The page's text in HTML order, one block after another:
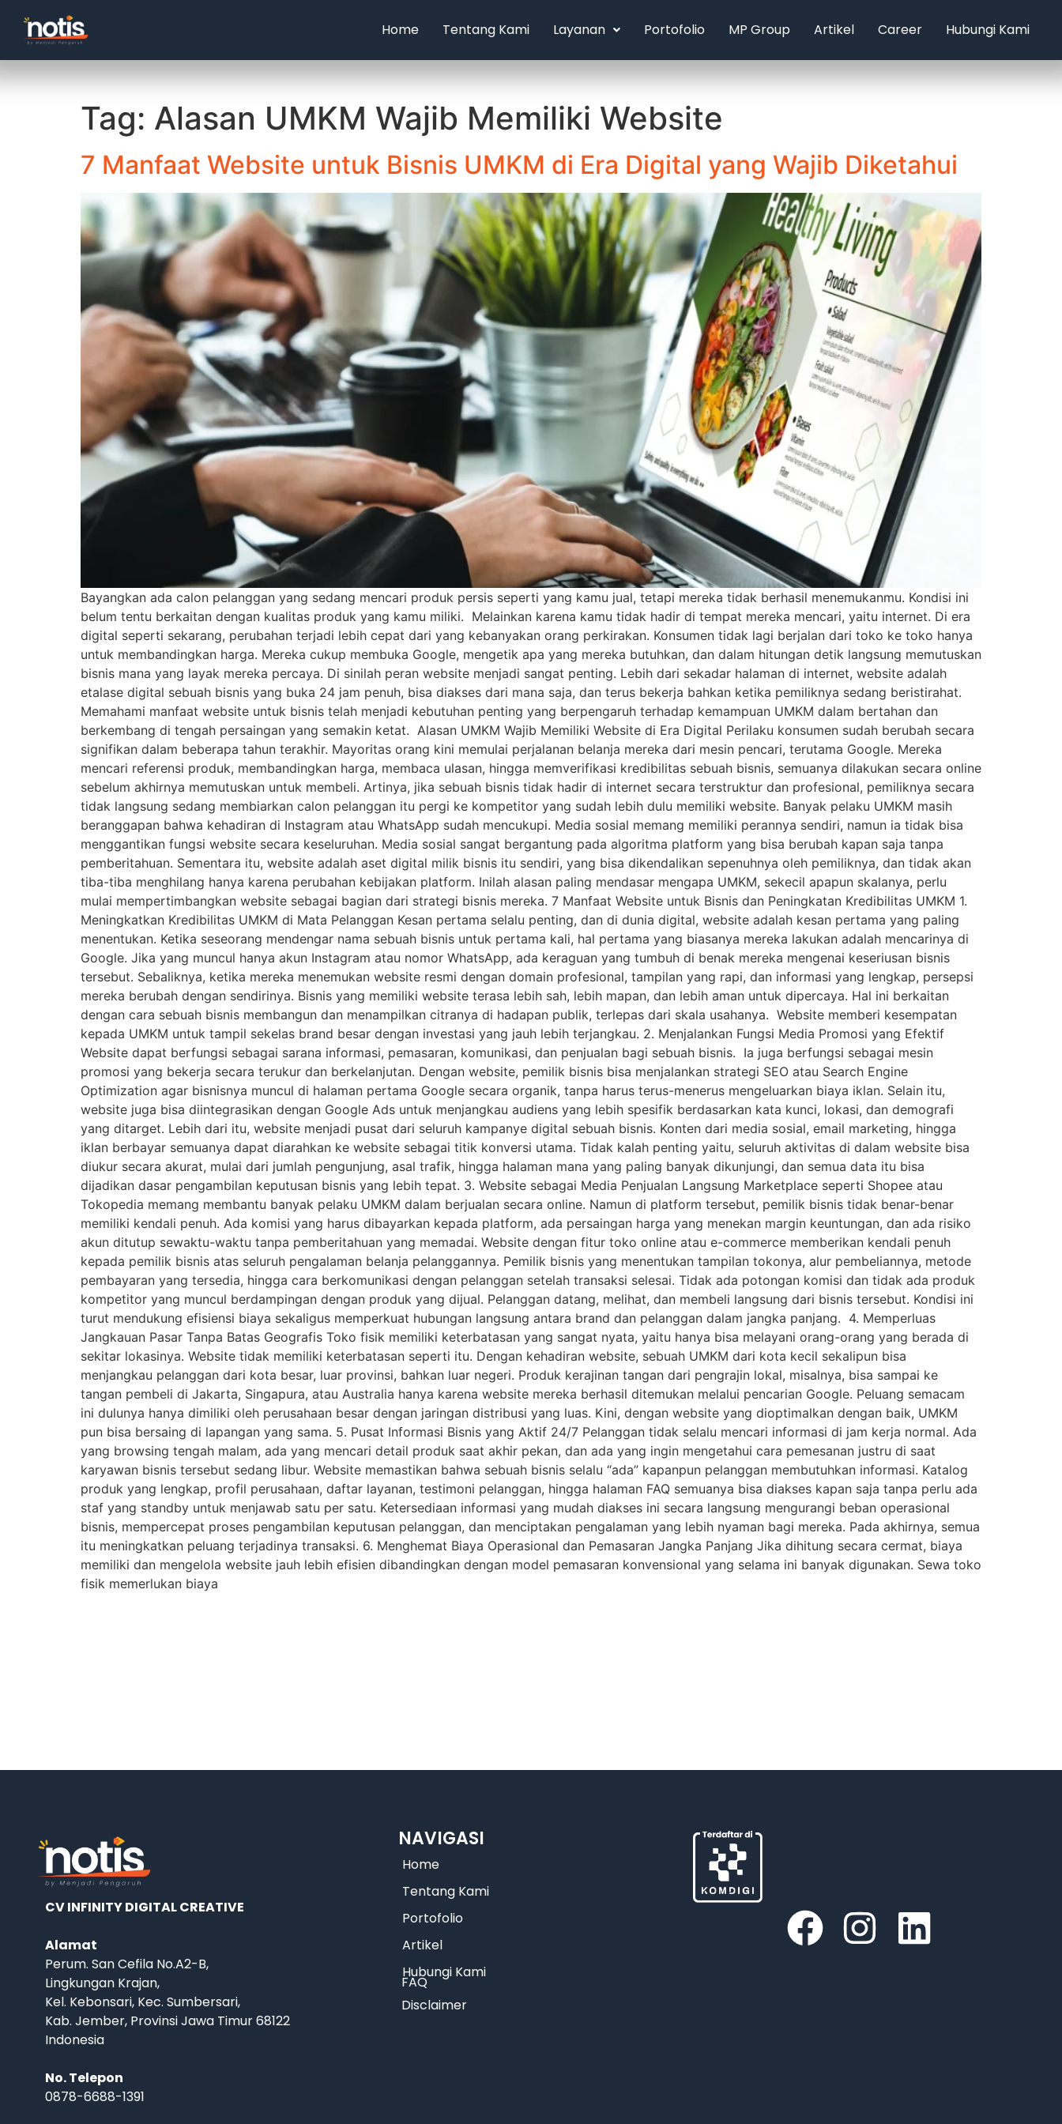
Home Tentang Kami Layanan Portofolio MP Group Artikel Career Hubungi Kami
Tag: Alasan UMKM Wajib Memiliki Website
7 Manfaat Website untuk Bisnis UMKM di Era Digital yang Wajib Diketahui
Bayangkan ada calon pelanggan yang sedang mencari produk persis seperti yang kamu jual, tetapi mereka tidak berhasil menemukanmu. Kondisi ini
belum tentu berkaitan dengan kualitas produk yang kamu miliki. Melainkan karena kamu tidak hadir di tempat mereka mencari, yaitu internet. Di era
digital seperti sekarang, perubahan terjadi lebih cepat dari yang kebanyakan orang perkirakan. Konsumen tidak lagi berjalan dari toko ke toko hanya
untuk membandingkan harga. Mereka cukup membuka Google, mengetik apa yang mereka butuhkan, dan dalam hitungan detik langsung memutuskan
bisnis mana yang layak mereka percaya. Di sinilah peran website menjadi sangat penting. Lebih dari sekadar halaman di internet, website adalah
etalase digital sebuah bisnis yang buka 24 jam penuh, bisa diakses dari mana saja, dan terus bekerja bahkan ketika pemiliknya sedang beristirahat.
Memahami manfaat website untuk bisnis telah menjadi kebutuhan penting yang berpengaruh terhadap kemampuan UMKM dalam bertahan dan
berkembang di tengah persaingan yang semakin ketat. Alasan UMKM Wajib Memiliki Website di Era Digital Perilaku konsumen sudah berubah secara
signifikan dalam beberapa tahun terakhir. Mayoritas orang kini memulai perjalanan belanja mereka dari mesin pencari, terutama Google. Mereka
mencari referensi produk, membandingkan harga, membaca ulasan, hingga memverifikasi kredibilitas sebuah bisnis, semuanya dilakukan secara online
sebelum akhirnya memutuskan untuk membeli. Artinya, jika sebuah bisnis tidak hadir di internet secara terstruktur dan profesional, pemiliknya secara
tidak langsung sedang membiarkan calon pelanggan itu pergi ke kompetitor yang sudah lebih dulu memiliki website. Banyak pelaku UMKM masih
beranggapan bahwa kehadiran di Instagram atau WhatsApp sudah mencukupi. Media sosial memang memiliki perannya sendiri, namun ia tidak bisa
menggantikan fungsi website secara keseluruhan. Media sosial sangat bergantung pada algoritma platform yang bisa berubah kapan saja tanpa
pemberitahuan. Sementara itu, website adalah aset digital milik bisnis itu sendiri, yang bisa dikendalikan sepenuhnya oleh pemiliknya, dan tidak akan
tiba-tiba menghilang hanya karena perubahan kebijakan platform. Inilah alasan paling mendasar mengapa UMKM, sekecil apapun skalanya, perlu
mulai mempertimbangkan website sebagai bagian dari strategi bisnis mereka. 7 Manfaat Website untuk Bisnis dan Peningkatan Kredibilitas UMKM 1.
Meningkatkan Kredibilitas UMKM di Mata Pelanggan Kesan pertama selalu penting, dan di dunia digital, website adalah kesan pertama yang paling
menentukan. Ketika seseorang mendengar nama sebuah bisnis untuk pertama kali, hal pertama yang biasanya mereka lakukan adalah mencarinya di
Google. Jika yang muncul hanya akun Instagram atau nomor WhatsApp, ada keraguan yang tumbuh di benak mereka mengenai keseriusan bisnis
tersebut. Sebaliknya, ketika mereka menemukan website resmi dengan domain profesional, tampilan yang rapi, dan informasi yang lengkap, persepsi
mereka berubah dengan sendirinya. Bisnis yang memiliki website terasa lebih sah, lebih mapan, dan lebih aman untuk dipercaya. Hal ini berkaitan
dengan cara sebuah bisnis membangun dan menampilkan citranya di hadapan publik, terlepas dari skala usahanya. Website memberi kesempatan
kepada UMKM untuk tampil sekelas brand besar dengan investasi yang jauh lebih terjangkau. 2. Menjalankan Fungsi Media Promosi yang Efektif
Website dapat berfungsi sebagai sarana informasi, pemasaran, komunikasi, dan penjualan bagi sebuah bisnis. Ia juga berfungsi sebagai mesin
promosi yang bekerja secara terukur dan berkelanjutan. Dengan website, pemilik bisnis bisa menjalankan strategi SEO atau Search Engine
Optimization agar bisnisnya muncul di halaman pertama Google secara organik, tanpa harus terus-menerus mengeluarkan biaya iklan. Selain itu,
website juga bisa diintegrasikan dengan Google Ads untuk menjangkau audiens yang lebih spesifik berdasarkan kata kunci, lokasi, dan demografi
yang ditarget. Lebih dari itu, website menjadi pusat dari seluruh kampanye digital sebuah bisnis. Konten dari media sosial, email marketing, hingga
iklan berbayar semuanya dapat diarahkan ke website sebagai titik konversi utama. Tidak kalah penting yaitu, seluruh aktivitas di dalam website bisa
diukur secara akurat, mulai dari jumlah pengunjung, asal trafik, hingga halaman mana yang paling banyak dikunjungi, dan semua data itu bisa
dijadikan dasar pengambilan keputusan bisnis yang lebih tepat. 3. Website sebagai Media Penjualan Langsung Marketplace seperti Shopee atau
Tokopedia memang membantu banyak pelaku UMKM dalam berjualan secara online. Namun di platform tersebut, pemilik bisnis tidak benar-benar
memiliki kendali penuh. Ada komisi yang harus dibayarkan kepada platform, ada persaingan harga yang menekan margin keuntungan, dan ada risiko
akun ditutup sewaktu-waktu tanpa pemberitahuan yang memadai. Website dengan fitur toko online atau e-commerce memberikan kendali penuh
kepada pemilik bisnis atas seluruh pengalaman belanja pelanggannya. Pemilik bisnis yang menentukan tampilan tokonya, alur pembeliannya, metode
pembayaran yang tersedia, hingga cara berkomunikasi dengan pelanggan setelah transaksi selesai. Tidak ada potongan komisi dan tidak ada produk
kompetitor yang muncul berdampingan dengan produk yang dijual. Pelanggan datang, melihat, dan membeli langsung dari bisnis tersebut. Kondisi ini
turut mendukung efisiensi biaya sekaligus memperkuat hubungan langsung antara brand dan pelanggan dalam jangka panjang. 4. Memperluas
Jangkauan Pasar Tanpa Batas Geografis Toko fisik memiliki keterbatasan yang sangat nyata, yaitu hanya bisa melayani orang-orang yang berada di
sekitar lokasinya. Website tidak memiliki keterbatasan seperti itu. Dengan kehadiran website, sebuah UMKM dari kota kecil sekalipun bisa
menjangkau pelanggan dari kota besar, luar provinsi, bahkan luar negeri. Produk kerajinan tangan dari pengrajin lokal, misalnya, bisa sampai ke
tangan pembeli di Jakarta, Singapura, atau Australia hanya karena website mereka berhasil ditemukan melalui pencarian Google. Peluang semacam
ini dulunya hanya dimiliki oleh perusahaan besar dengan jaringan distribusi yang luas. Kini, dengan website yang dioptimalkan dengan baik, UMKM
pun bisa bersaing di lapangan yang sama. 5. Pusat Informasi Bisnis yang Aktif 24/7 Pelanggan tidak selalu mencari informasi di jam kerja normal. Ada
yang browsing tengah malam, ada yang mencari detail produk saat akhir pekan, dan ada yang ingin mengetahui cara pemesanan justru di saat
karyawan bisnis tersebut sedang libur. Website memastikan bahwa sebuah bisnis selalu “ada” kapanpun pelanggan membutuhkan informasi. Katalog
produk yang lengkap, profil perusahaan, daftar layanan, testimoni pelanggan, hingga halaman FAQ semuanya bisa diakses kapan saja tanpa perlu ada
staf yang standby untuk menjawab satu per satu. Ketersediaan informasi yang mudah diakses ini secara langsung mengurangi beban operasional
bisnis, mempercepat proses pengambilan keputusan pelanggan, dan menciptakan pengalaman yang lebih nyaman bagi mereka. Pada akhirnya, semua
itu meningkatkan peluang terjadinya transaksi. 6. Menghemat Biaya Operasional dan Pemasaran Jangka Panjang Jika dihitung secara cermat, biaya
memiliki dan mengelola website jauh lebih efisien dibandingkan dengan model pemasaran konvensional yang selama ini banyak digunakan. Sewa toko
fisik memerlukan biaya
CV INFINITY DIGITAL CREATIVE
Alamat
Perum. San Cefila No.A2-B,
Lingkungan Krajan,
Kel. Kebonsari, Kec. Sumbersari,
Kab. Jember, Provinsi Jawa Timur 68122
Indonesia
No. Telepon
0878-6688-1391
NAVIGASI
Home
Tentang Kami
Portofolio
Artikel
Hubungi Kami
FAQ
Disclaimer